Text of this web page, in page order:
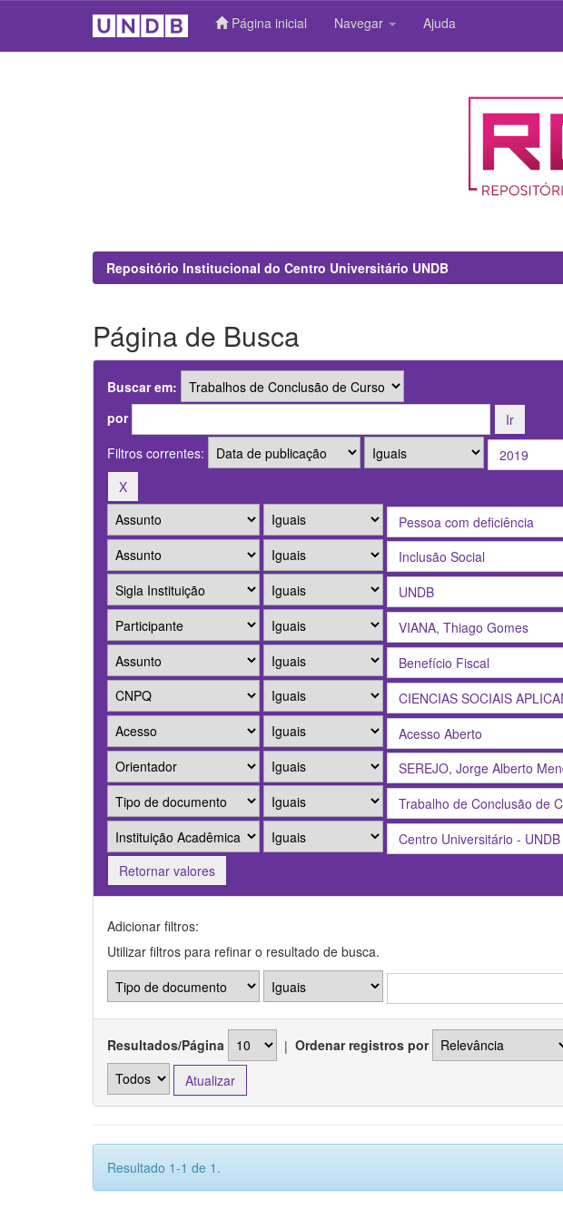
Página inicial Navegar Ajuda
Repositório Institucional do Centro Universitário UNDB
Página de Busca
Buscar em:
por
Filtros correntes:
Retornar valores
Adicionar filtros:
Utilizar filtros para refinar o resultado de busca.
Resultados/Página | Ordenar registros por
Resultado 1-1 de 1.